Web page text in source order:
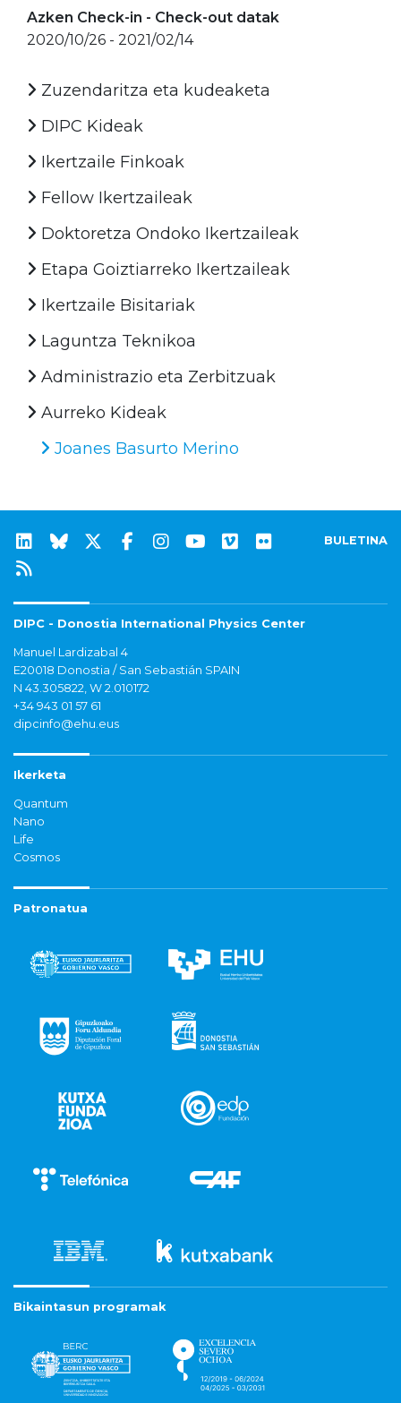
Azken Check-in - Check-out datak
2020/10/26 - 2021/02/14
Zuzendaritza eta kudeaketa
DIPC Kideak
Ikertzaile Finkoak
Fellow Ikertzaileak
Doktoretza Ondoko Ikertzaileak
Etapa Goiztiarreko Ikertzaileak
Ikertzaile Bisitariak
Laguntza Teknikoa
Administrazio eta Zerbitzuak
Aurreko Kideak
Joanes Basurto Merino
BULETINA
DIPC - Donostia International Physics Center
Manuel Lardizabal 4
E20018 Donostia / San Sebastián SPAIN
N 43.305822, W 2.010172
+34 943 01 57 61
dipcinfo@ehu.eus
Ikerketa
Quantum
Nano
Life
Cosmos
Patronatua
Bikaintasun programak